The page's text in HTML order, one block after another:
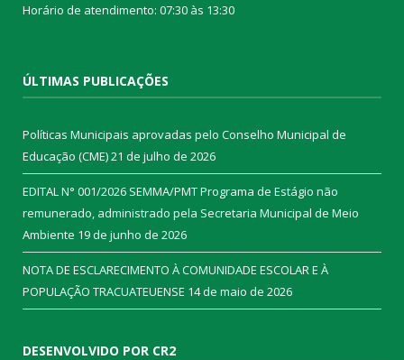
Horário de atendimento: 07:30 às 13:30
ÚLTIMAS PUBLICAÇÕES
Políticas Municipais aprovadas pelo Conselho Municipal de
Educação (CME)21 de julho de 2026
EDITAL N° 001/2026 SEMMA/PMT Programa de Estágio não
remunerado, administrado pela Secretaria Municipal de Meio
Ambiente 19 de junho de 2026
NOTA DE ESCLARECIMENTO À COMUNIDADE ESCOLAR E À
POPULAÇÃO TRACUATEUENSE 14 de maio de 2026
DESENVOLVIDO POR CR2